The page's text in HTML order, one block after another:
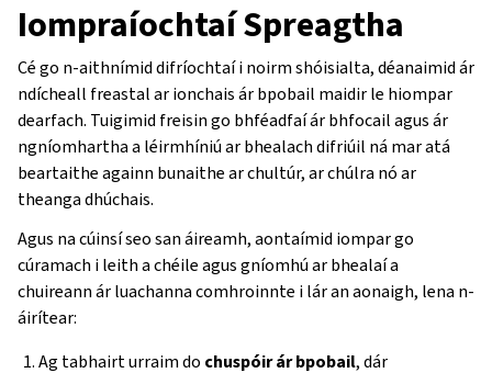
Iompraíochtaí Spreagtha
Cé go n-aithnímid difríochtaí i noirm shóisialta, déanaimid ár
ndícheall freastal ar ionchais ár bpobail maidir le hiompar
dearfach. Tuigimid freisin go bhféadfaí ár bhfocail agus ár
ngníomhartha a léirmhíniú ar bhealach difriúil ná mar atá
beartaithe againn bunaithe ar chultúr, ar chúlra nó ar
theanga dhúchais.
Agus na cúinsí seo san áireamh, aontaímid iompar go
cúramach i leith a chéile agus gníomhú ar bhealaí a
chuireann ár luachanna comhroinnte i lár an aonaigh, lena n-
áirítear:
Ag tabhairt urraim do chuspóir ár bpobail, dár